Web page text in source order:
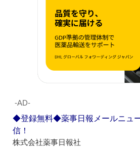
‐AD‐
◆登録無料◆薬事日報メールニュ
信！
株式会社薬事日報社